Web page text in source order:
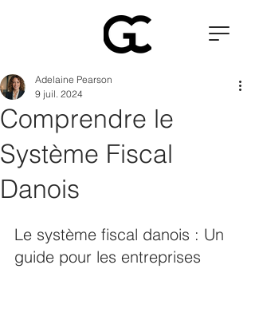
Comprendre le
Système Fiscal
Danois
Adelaine Pearson
9 juil. 2024
Le système fiscal danois : Un
guide pour les entreprises